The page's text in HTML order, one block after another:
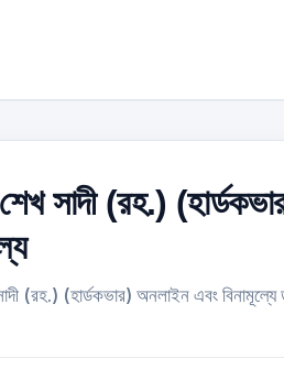
সাদী (রহ.)
(রহ.) (হার্ডকভার) অনলাইন এবং